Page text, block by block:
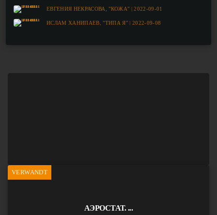
ЕВГЕНИЯ НЕКРАСОВА, "КОЖА" | 2022-09-01
ИСЛАМ ХАНИПАЕВ, "ТИПА Я" | 2022-09-08
VERWANDT
АЭРОСТАТ. ...